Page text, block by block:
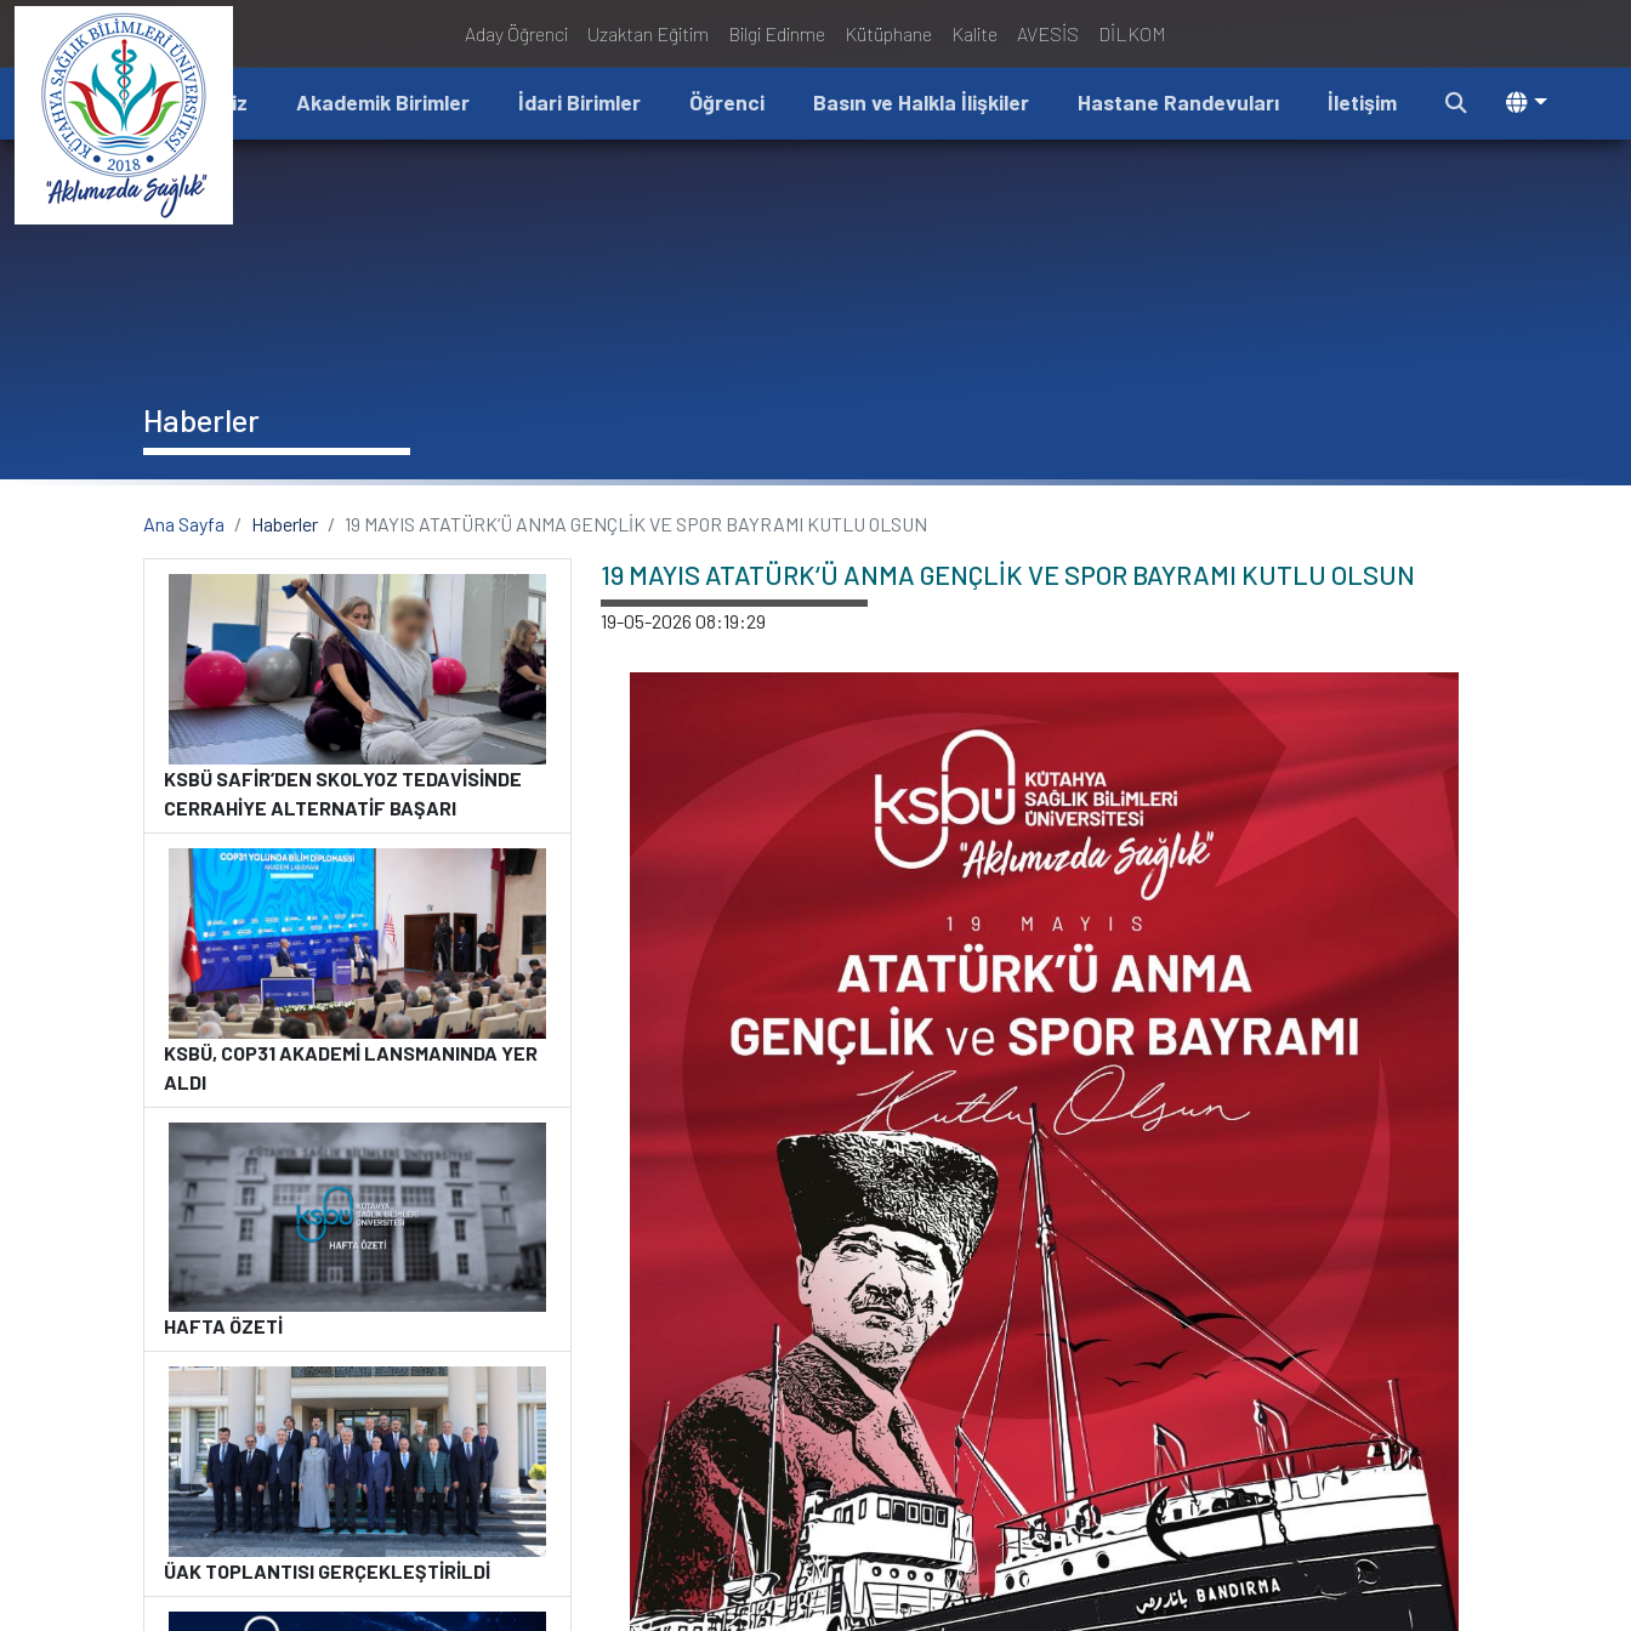
İçeriğe atla Aday Öğrenci Uzaktan Eğitim Bilgi Edinme Kütüphane Kalite AVESİS DİLKOM
Üniversitemiz Akademik Birimler İdari Birimler Öğrenci Basın ve Halkla İlişkiler Hastane Randevuları İletişim
Haberler
Ana Sayfa Haberler 19 MAYIS ATATÜRK‘Ü ANMA GENÇLİK VE SPOR BAYRAMI KUTLU OLSUN
KSBÜ SAFİR’DEN SKOLYOZ TEDAVİSİNDE
CERRAHİYE ALTERNATİF BAŞARI
KSBÜ, COP31 AKADEMİ LANSMANINDA YER
ALDI
HAFTA ÖZETİ
ÜAK TOPLANTISI GERÇEKLEŞTİRİLDİ
19 MAYIS ATATÜRK‘Ü ANMA GENÇLİK VE SPOR BAYRAMI KUTLU OLSUN
19-05-2026 08:19:29